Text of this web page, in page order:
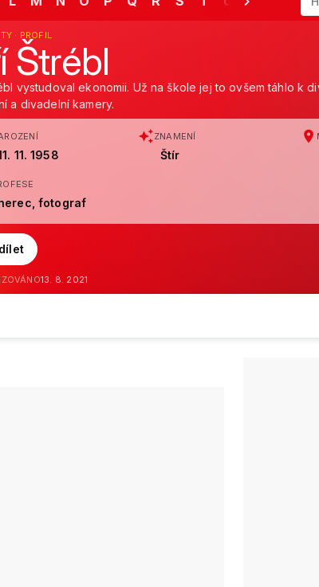
· PROFIL
Štrébl
vystudoval ekonomii. Už na škole jej to ovšem táhlo k
a divadelní kamery.
11. 1958
ZNAMENÍ
Štír
fotograf
13. 8. 2021